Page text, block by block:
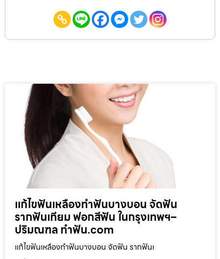
แก้ไขฟันเหลืองทำฟันบางบอน จัดฟัน
รากฟันเทียม ฟอกสีฟัน ในกรุงเทพฯ–
ปริมณฑล ทำฟัน.com
แก้ไขฟันเหลืองทำฟันบางบอน จัดฟัน รากฟันเ